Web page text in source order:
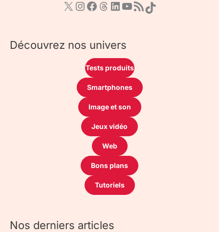
Découvrez nos univers
Tests produits
Smartphones
Image et son
Jeux vidéo
Web
Bons plans
Tutoriels
Nos derniers articles